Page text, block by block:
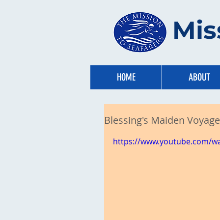
HOME ABOUT
Blessing's Maiden Voyage
https://www.youtube.com/